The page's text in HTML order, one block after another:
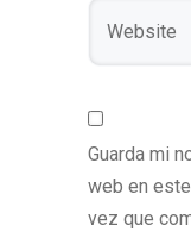
Guarda mi
web en
vez que